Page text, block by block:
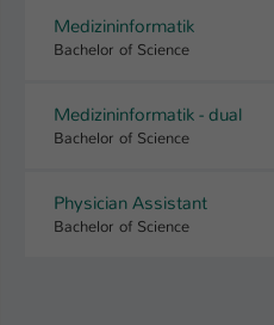
Medizininformatik
Bachelor of Science
Medizininformatik - dual
Bachelor of Science
Physician Assistant
Bachelor of Science
Zweck
eines
kann der
Zugang zu
gewährt.
Name be_typo_user